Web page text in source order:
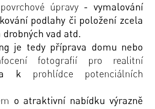
úpravy- vymalování
podlahy či položení zcela
drobných vad atd.
je tedy příprava domu nebo
fotografií pro realitní
k prohlídce potenciálních
o atraktivní nabídku výrazně